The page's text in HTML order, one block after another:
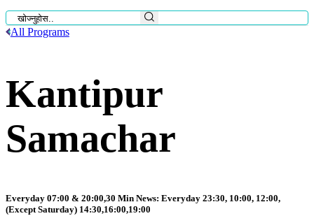
All Programs
Kantipur
Samachar
Everyday 07:00 & 20:00,30 Min News: Everyday 23:30, 10:00, 12:00,
(Except Saturday) 14:30,16:00,19:00